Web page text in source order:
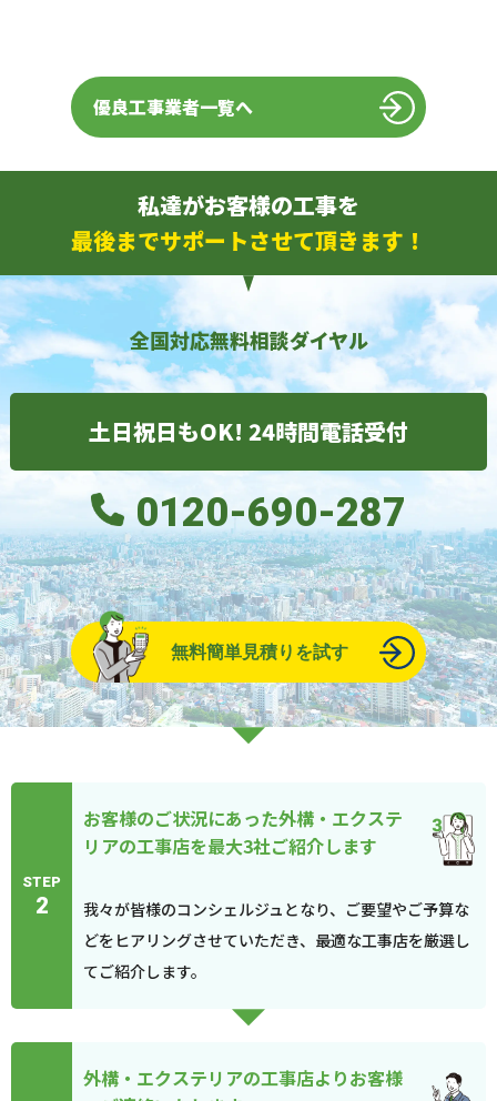
優良工事業者一覧へ
私達がお客様の工事を
最後までサポートさせて頂きます！
全国対応無料相談ダイヤル
土日祝日もOK! 24時間電話受付
0120-690-287
無料簡単見積りを試す
STEP
2
お客様のご状況にあった外構・エクステ
リアの工事店を最大3社ご紹介します
我々が皆様のコンシェルジュとなり、ご要望やご予算な
どをヒアリングさせていただき、最適な工事店を厳選し
てご紹介します。
外構・エクステリアの工事店よりお客様